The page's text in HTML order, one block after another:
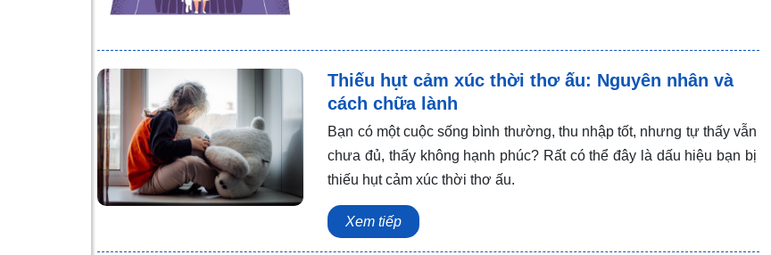
Thiếu hụt cảm xúc thời thơ ấu: Nguyên nhân và
cách chữa lành
Bạn có một cuộc sống bình thường, thu nhập tốt, nhưng tự thấy vẫn
chưa đủ, thấy không hạnh phúc? Rất có thể đây là dấu hiệu bạn bị
thiếu hụt cảm xúc thời thơ ấu.
Xem tiếp